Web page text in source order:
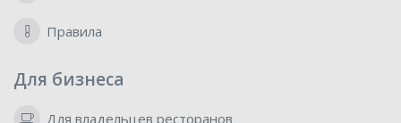
Правила
Для бизнеса
Для владельцев ресторанов